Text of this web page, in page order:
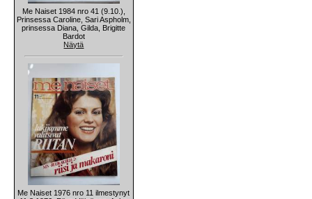
Me Naiset 1984 nro 41 (9.10.),
Prinsessa Caroline, Sari Aspholm,
prinsessa Diana, Gilda, Brigitte
Bardot
Näytä
Me Naiset 1976 nro 11 ilmestynyt